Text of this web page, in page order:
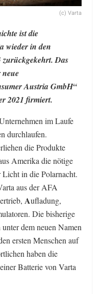
(c) Varta
ist die
wieder in den
zurückgekehrt. Das
neue
Austria GmbH“
2021 firmiert.
im Laufe
durchlaufen.
die Produkte
Amerika die nötige
Licht in die Polarnacht.
aus der AFA
ertrieb, Aufladung,
Die bisherige
dem neuen Namen
ersten Menschen auf
haben die
Batterie von Varta